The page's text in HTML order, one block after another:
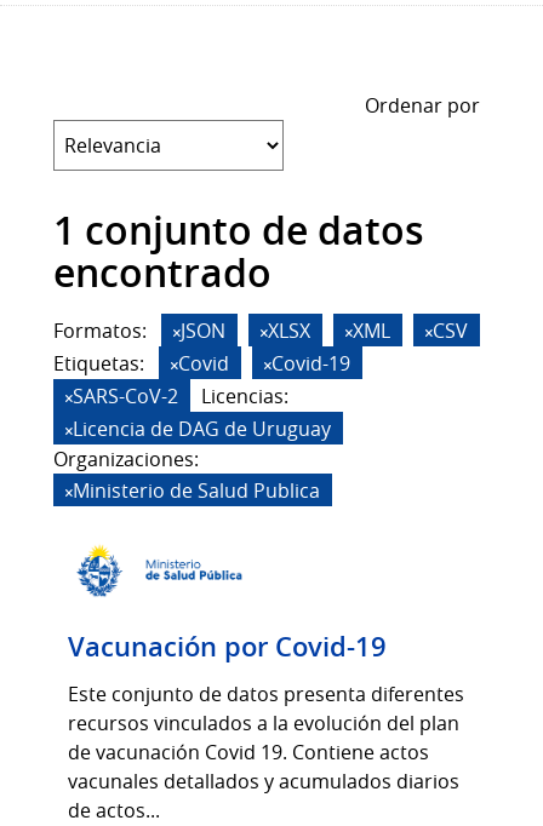
Ordenar por
1 conjunto de datos
encontrado
Formatos: JSON XLSX XML
CSV
Etiquetas:
Covid
Covid-19
SARS-CoV-2
Licencias:
Licencia de DAG de Uruguay
Organizaciones:
Ministerio de Salud Publica
Vacunación por Covid-19
Este conjunto de datos presenta diferentes
recursos vinculados a la evolución del plan
de vacunación Covid 19. Contiene actos
vacunales detallados y acumulados diarios
de actos...